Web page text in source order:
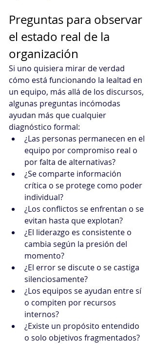
Preguntas para observar
el estado real de la
organización
Si uno quisiera mirar de verdad
cómo está funcionando la lealtad en
un equipo, más allá de los discursos,
algunas preguntas incómodas
ayudan más que cualquier
diagnóstico formal:
¿Las personas permanecen en el
equipo por compromiso real o
por falta de alternativas?
¿Se comparte información
crítica o se protege como poder
individual?
¿Los conflictos se enfrentan o se
evitan hasta que explotan?
¿El liderazgo es consistente o
cambia según la presión del
momento?
¿El error se discute o se castiga
silenciosamente?
¿Los equipos se ayudan entre sí
o compiten por recursos
internos?
¿Existe un propósito entendido
o solo objetivos fragmentados?